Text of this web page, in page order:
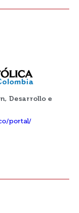
Desarrollo e
portal/